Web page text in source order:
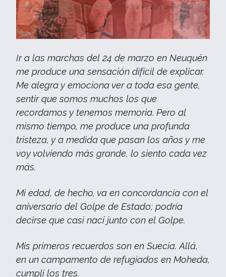
Ir a las marchas del 24 de marzo en Neuquén
me produce una sensación difícil de explicar.
Me alegra y emociona ver a toda esa gente,
sentir que somos muchos los que
recordamos y tenemos memoria. Pero al
mismo tiempo, me produce una profunda
tristeza, y a medida que pasan los años y me
voy volviendo más grande, lo siento cada vez
más.
Mi edad, de hecho, va en concordancia con el
aniversario del Golpe de Estado; podría
decirse que casi nací junto con el Golpe.
Mis primeros recuerdos son en Suecia. Allá,
en un campamento de refugiados en Moheda,
cumplí los tres.